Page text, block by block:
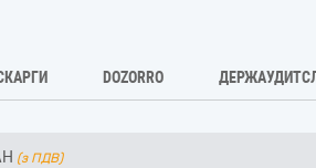
DOZORRO
(з ПДВ)